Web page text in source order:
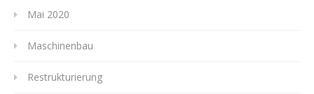
Mai 2020
Maschinenbau
Restrukturierung